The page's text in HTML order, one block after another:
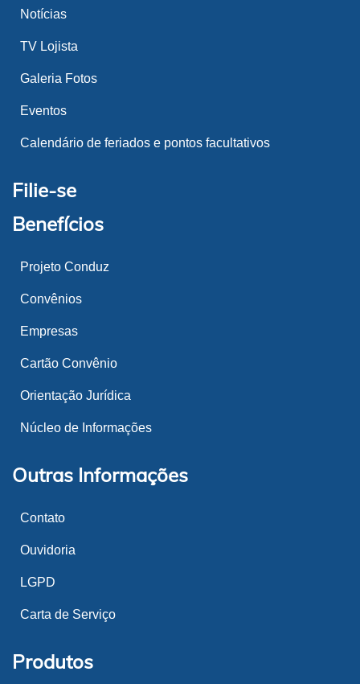
Notícias
TV Lojista
Galeria Fotos
Eventos
Calendário de feriados e pontos facultativos
Filie-se
Benefícios
Projeto Conduz
Convênios
Empresas
Cartão Convênio
Orientação Jurídica
Núcleo de Informações
Outras Informações
Contato
Ouvidoria
LGPD
Carta de Serviço
Produtos